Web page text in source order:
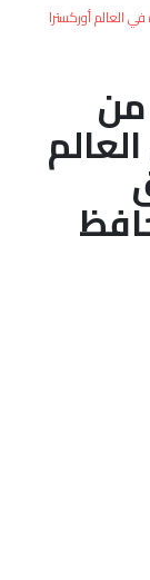
العالم أوركسترا
من